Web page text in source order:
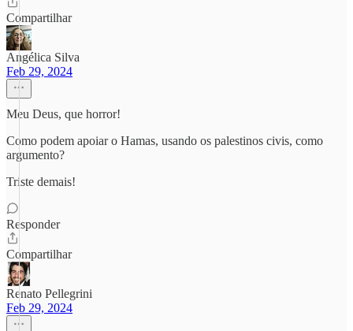
Compartilhar
Angélica Silva
Feb 29, 2024
Meu Deus, que horror!
Como podem apoiar o Hamas, usando os palestinos civis, como
argumento?
Triste demais!
Responder
Compartilhar
Renato Pellegrini
Feb 29, 2024